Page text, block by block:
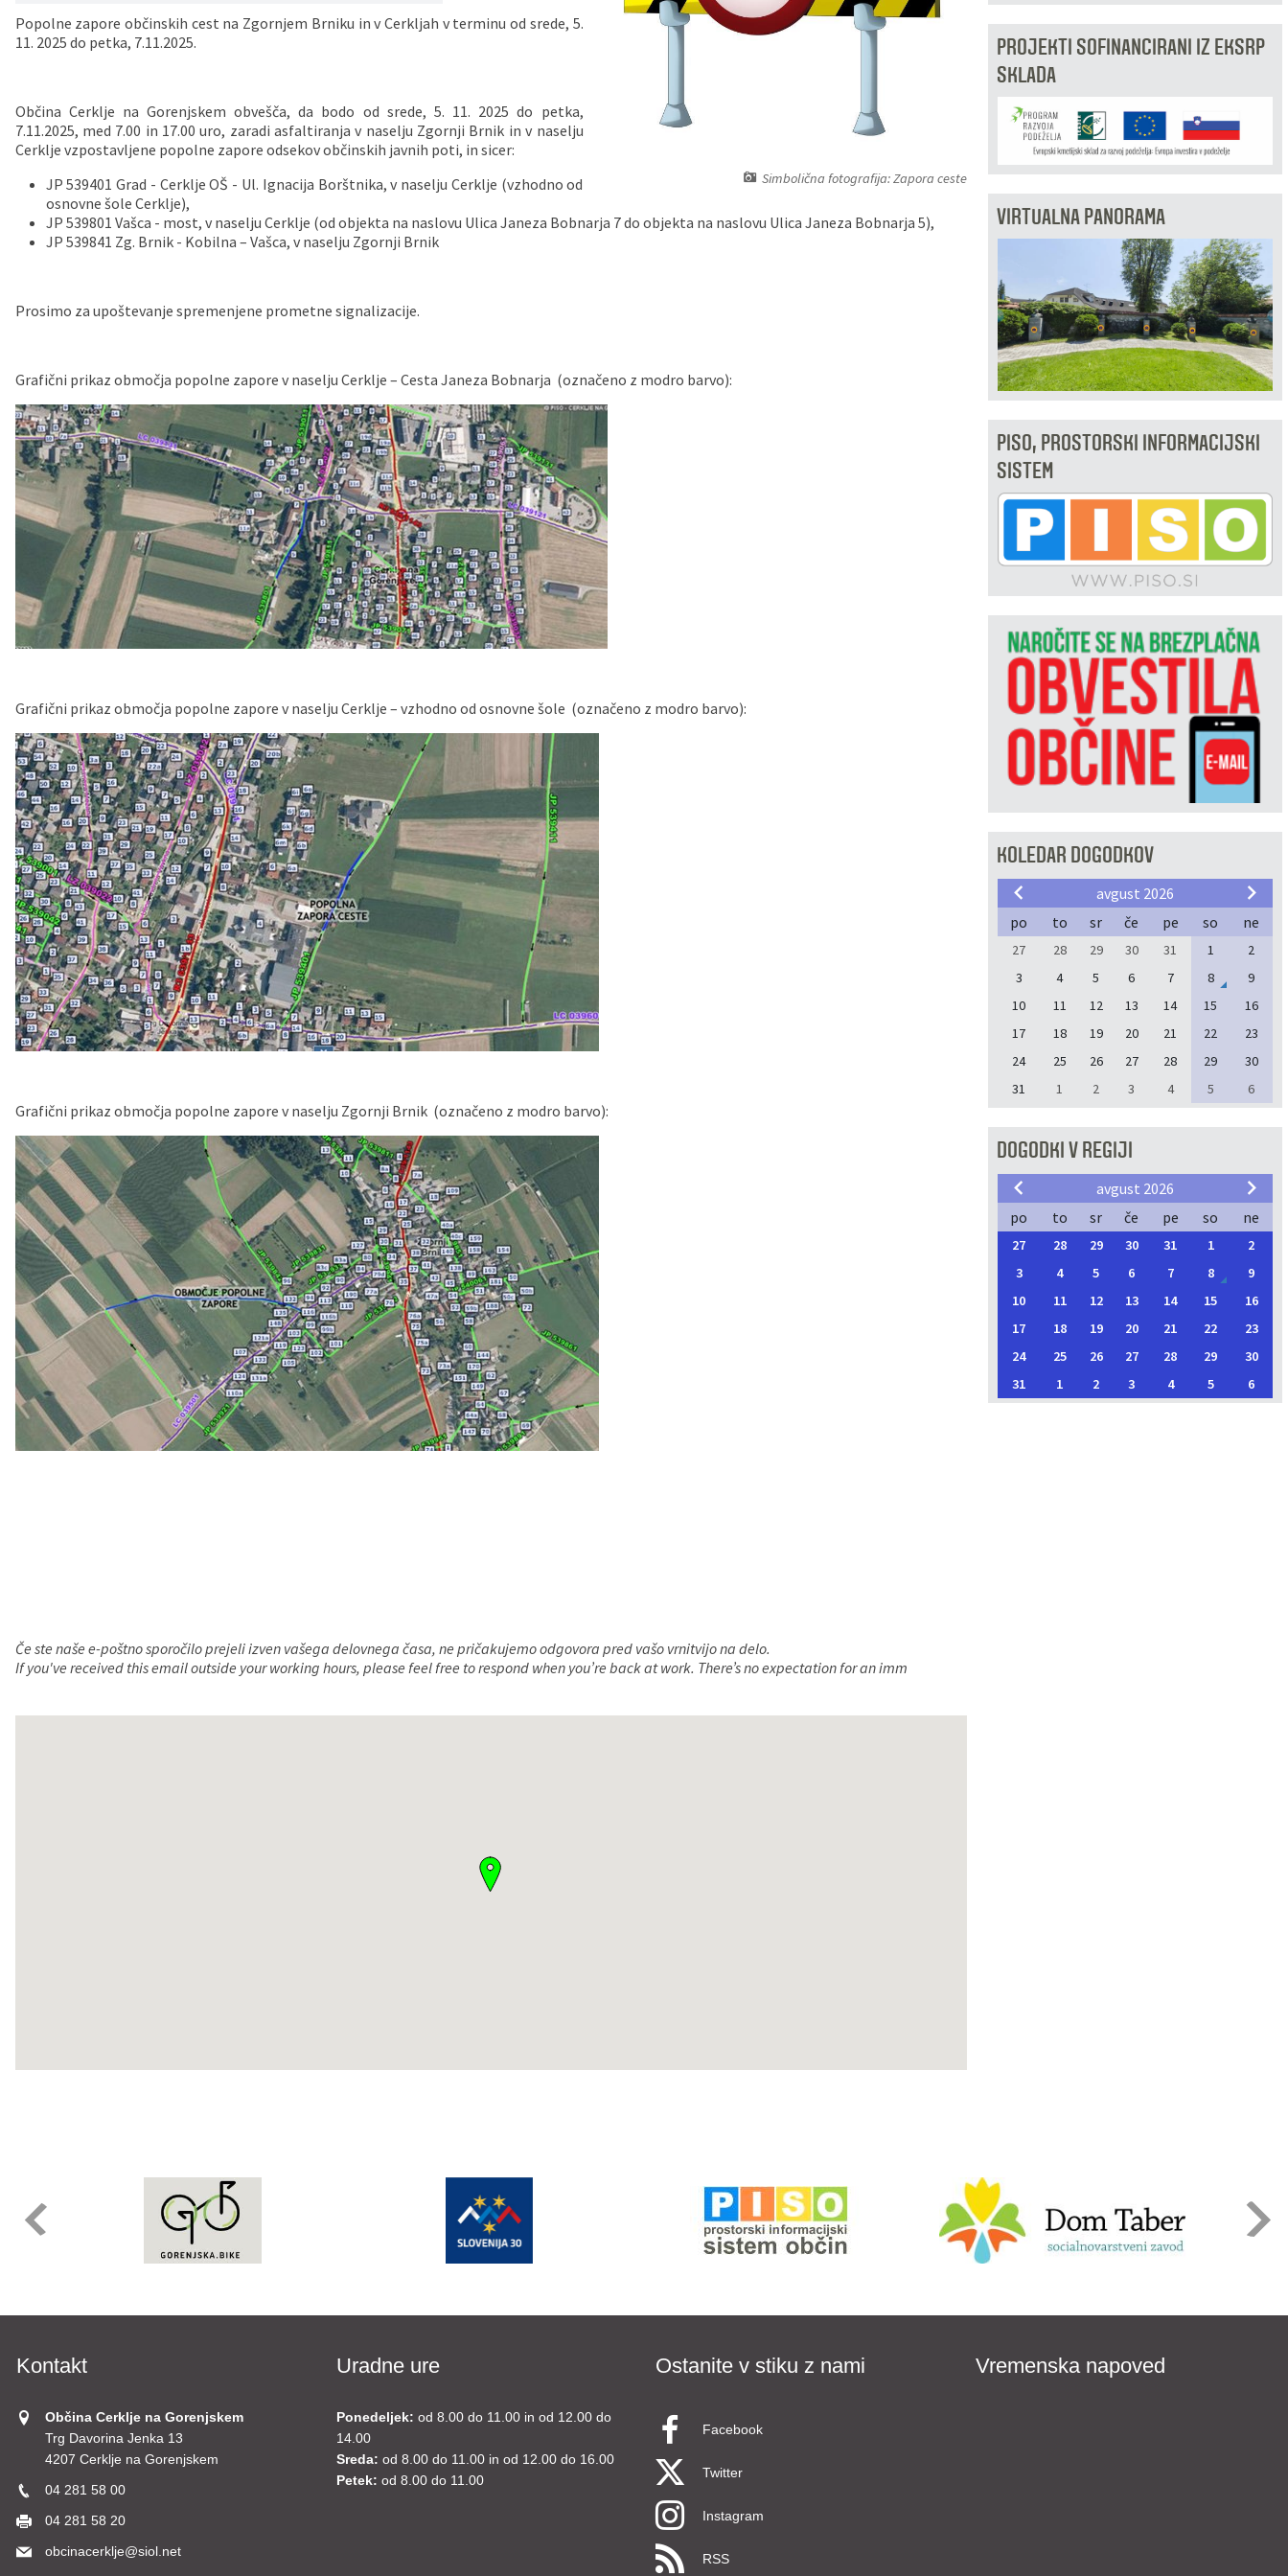
Simbolična fotografija: Zapora ceste
Popolne zapore občinskih cest na Zgornjem Brniku in v Cerkljah v terminu od srede, 5.
11. 2025 do petka, 7.11.2025.
Občina Cerklje na Gorenjskem obvešča, da bodo od srede, 5. 11. 2025 do petka,
7.11.2025, med 7.00 in 17.00 uro, zaradi asfaltiranja v naselju Zgornji Brnik in v naselju
Cerklje vzpostavljene popolne zapore odsekov občinskih javnih poti, in sicer:
JP 539401 Grad - Cerklje OŠ - Ul. Ignacija Borštnika, v naselju Cerklje (vzhodno od
osnovne šole Cerklje),
JP 539801 Vašca - most, v naselju Cerklje (od objekta na naslovu Ulica Janeza Bobnarja 7 do objekta na naslovu Ulica Janeza Bobnarja 5),
JP 539841 Zg. Brnik - Kobilna – Vašca, v naselju Zgornji Brnik
Prosimo za upoštevanje spremenjene prometne signalizacije.
Grafični prikaz območja popolne zapore v naselju Cerklje – Cesta Janeza Bobnarja (označeno z modro barvo):
Grafični prikaz območja popolne zapore v naselju Cerklje – vzhodno od osnovne šole (označeno z modro barvo):
Grafični prikaz območja popolne zapore v naselju Zgornji Brnik (označeno z modro barvo):
Če ste naše e-poštno sporočilo prejeli izven vašega delovnega časa, ne pričakujemo odgovora pred vašo vrnitvijo na delo.
If you've received this email outside your working hours, please feel free to respond when you’re back at work. There’s no expectation for an imm
PROJEKTI SOFINANCIRANI IZ EKSRP
SKLADA
VIRTUALNA PANORAMA
PISO, PROSTORSKI INFORMACIJSKI
SISTEM
KOLEDAR DOGODKOV
avgust 2026
po
to sr če pe so ne
27 28 29 30 31 1
2
3
4 5 6 7 8
9
10
11 12 13 14 15
16
17
18 19 20 21 22
23
24
25 26 27 28 29
30
31
1 2 3 4 5 6
DOGODKI V REGIJI
avgust 2026
po
to sr če pe so ne
27 28 29 30 31 1
2
3
4 5 6 7 8
9
10
11 12 13 14 15
16
17
18 19 20 21 22
23
24
25 26 27 28 29
30
31
1 2 3 4 5 6
Kontakt
Občina Cerklje na Gorenjskem
Trg Davorina Jenka 13
4207 Cerklje na Gorenjskem
04 281 58 00
04 281 58 20
obcinacerklje@siol.net
Uradne ure
Ponedeljek: od 8.00 do 11.00 in od 12.00 do
14.00
Sreda: od 8.00 do 11.00 in od 12.00 do 16.00
Petek: od 8.00 do 11.00
Ostanite v stiku z nami
Facebook
Twitter
Instagram
RSS
Vremenska napoved
Vaške skupnosti
Medobčinski inšpektorat
Načrt ravnanja s stvarnim premoženjem
Galerija slik
Dokumenti v javni obravnavi